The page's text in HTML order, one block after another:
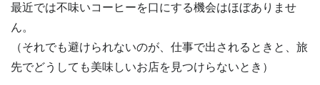
最近では不味いコーヒーを口にする機会はほぼありませ
ん。
（それでも避けられないのが、仕事で出されるときと、旅
先でどうしても美味しいお店を見つけらないとき）